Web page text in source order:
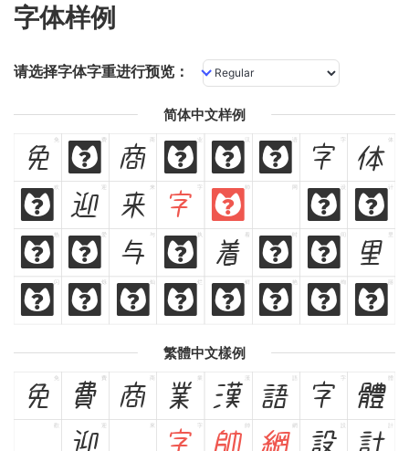
字体样例
请选择字体字重进行预览：
简体中文样例
免
免
费
费
商
商 业 汉
语
语
字
字
体
体
欢
欢
迎
迎
来
来
字
字
帅
帅
网 设
设
计
计
热
热
爱
爱
与
与
执
执
着
着
时
时
间
间
里
里
闪
烁
烁
灿
灿
烂
烂
鲜
鲜
艳
艳
绚
绚 丽
繁體中文樣例
免
免
費
費
商
商
業
業
漢
漢
語
語
字
字
體
體
歡 迎
迎
來 字
字
帥
帥
網
網 設
計
計